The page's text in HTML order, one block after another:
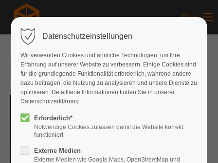
Menu
27.06.2015 von Jonathan Kees (Kommentare: 0)
Datenschutzeinstellungen
Wir verwenden Cookies und ähnliche Technologien, um Ihre
Erfahrung auf unserer Website zu verbessern. Einige Cookies sind
für die grundlegende Funktionalität erforderlich, während andere
dazu beitragen, die Nutzung zu analysieren und unsere Dienste zu
optimieren. Detaillierte Informationen finden Sie in unserer
Datenschutzerklärung.
Erforderlich*
Notwendige Cookies zulassen damit die Website korrekt
funktioniert
Externe Medien
Externe Medien wie Google Maps, OpenStreetMap und